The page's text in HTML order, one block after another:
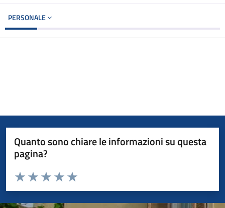
PERSONALE
Quanto sono chiare le informazioni su questa
pagina?
Valuta da 1 a 5 stelle la pagina
Valuta 5 stelle su 5
Valuta 4 stelle su 5
Valuta 3 stelle su 5
Valuta 2 stelle su 5
Valuta 1 stelle su 5